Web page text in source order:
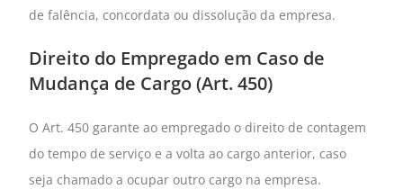
de falência, concordata ou dissolução da empresa.
Direito do Empregado em Caso de
Mudança de Cargo (Art. 450)
O Art. 450 garante ao empregado o direito de contagem
do tempo de serviço e a volta ao cargo anterior, caso
seja chamado a ocupar outro cargo na empresa.